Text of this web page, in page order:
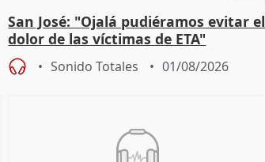
San José: "Ojalá pudiéramos evitar el
dolor de las víctimas de ETA"
Sonido Totales 01/08/2026